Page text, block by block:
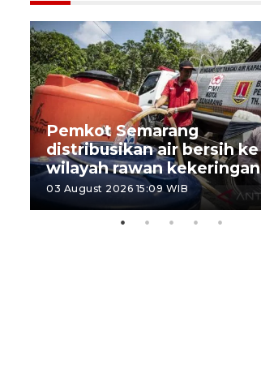
Pemkot Semarang
distribusikan air bersih ke
wilayah rawan kekeringan
03 August 2026 15:09 WIB